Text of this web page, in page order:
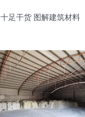
十足干货 图解建筑材料